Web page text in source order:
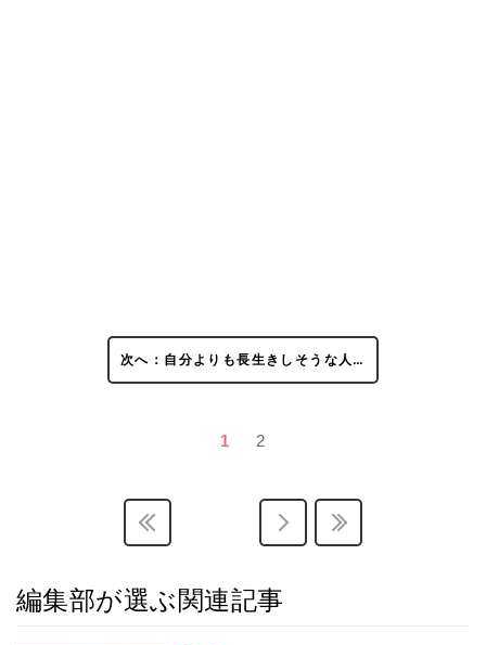
次へ：自分よりも長生きしそうな人…
1 2
編集部が選ぶ関連記事